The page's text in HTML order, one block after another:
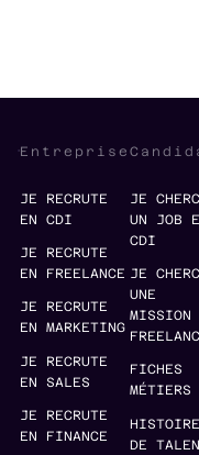
Entreprise
JE RECRUTE
EN CDI
JE RECRUTE
EN FREELANCE
JE RECRUTE
EN MARKETING
JE RECRUTE
EN SALES
JE RECRUTE
EN FINANCE
JE
UN JOB
CDI
JE
UNE
MISSION
FICHES
MÉTIERS
HISTOIRE
DE